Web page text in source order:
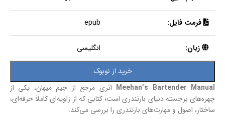
فرمت فایل: epub
زبان: انگلیسی
خرید از نوبوک
Meehan’s Bartender Manual اثری مرجع از جیم میهان، یکی از
چهره‌های برجسته دنیای بارتندری است؛ کتابی که از زاویه‌ای کاملاً حرفه‌ای،
ساختار، اصول و مهارت‌های بارتندری را بررسی می‌کند.